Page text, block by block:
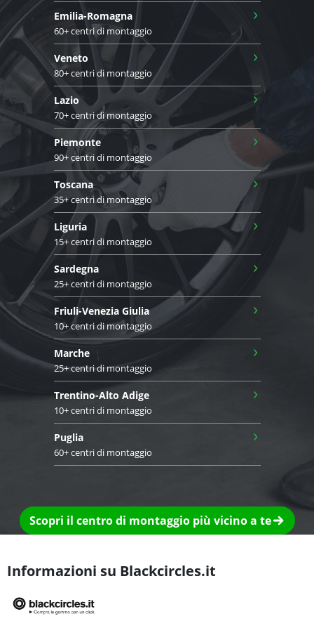
Emilia-Romagna
60+ centri di montaggio
›
Veneto
80+ centri di montaggio
›
Lazio
70+ centri di montaggio
›
Piemonte
90+ centri di montaggio
›
Toscana
35+ centri di montaggio
›
Liguria
15+ centri di montaggio
›
Sardegna
25+ centri di montaggio
›
Friuli-Venezia Giulia
10+ centri di montaggio
›
Marche
25+ centri di montaggio
›
Trentino-Alto Adige
10+ centri di montaggio
›
Puglia
60+ centri di montaggio
›
Scopri il centro di montaggio più vicino a te
Informazioni su Blackcircles.it